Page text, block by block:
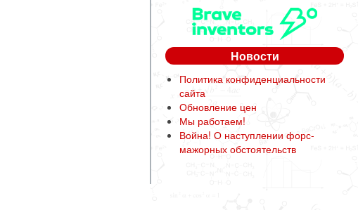
Новости
Политика конфиденциальности
сайта
Обновление цен
Мы работаем!
Война! О наступлении форс-
мажорных обстоятельств